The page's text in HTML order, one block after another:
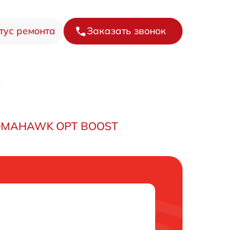
ремонта Заказать звонок
OPT BOOST